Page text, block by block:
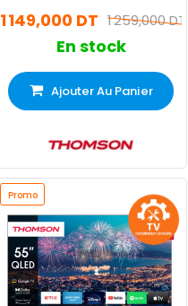
1 259,000 DT
1 149,000 DT
En stock
Ajouter Au Panier
Promo